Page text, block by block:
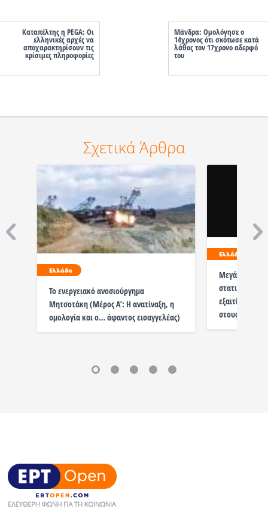
Καταπέλτης η PEGA: Οι
ελληνικές αρχές να
αποχαρακτηρίσουν τις
κρίσιμες πληροφορίες
Μάνδρα: Ομολόγησε ο
14χρονος ότι σκότωσε κατά
λάθος τον 17χρονο αδερφό
του
Σχετικά Άρθρα
Ελλάδα
Το ενεργειακό ανοσιούργημα
Μητσοτάκη (Μέρος Α’: Η ανατίναξη, η
ομολογία και ο… άφαντος εισαγγελέας)
Ελλάδα
Μεγάλες
στατικότητα
εξαιτίας του
στους